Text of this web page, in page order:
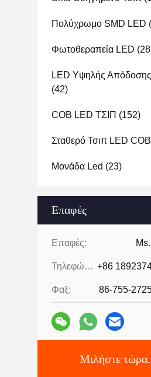
Πολύχρωμο SMD LED
Φωτοθεραπεία LED
LED Υψηλής Απόδοσης
(42)
COB LED ΤΣΙΠ (152)
Σταθερό Τσιπ LED COB
Μονάδα Led (23)
Επαφές
Επαφές:
Τηλεφώνημα: +86
Φαξ: 86-755-
Μιλήστε τώρα.